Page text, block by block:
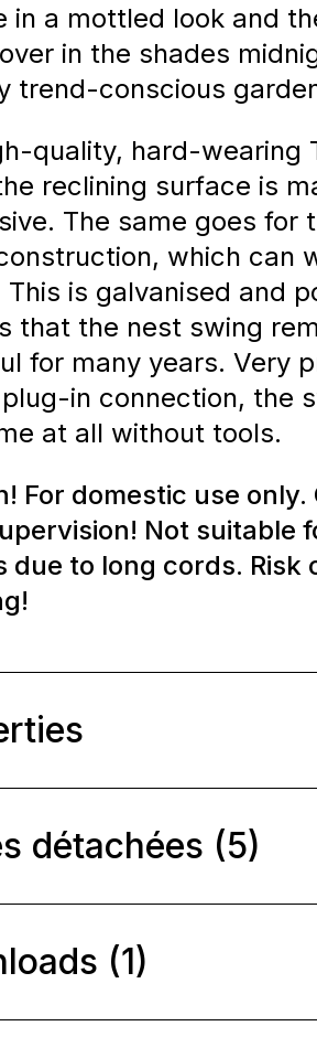
in a mottled look and
in the shades
trend-conscious
quality, hard-wearing
reclining surface is
The same goes for
which can
This is galvanised and
that the nest swing
for many years. Very
in connection, the
at all without tools.
For domestic use
Not suitable
due to long cords.
détachées (5)
(1)